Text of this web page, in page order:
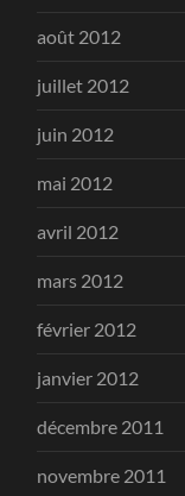
août 2012
juillet 2012
juin 2012
mai 2012
avril 2012
mars 2012
février 2012
janvier 2012
décembre 2011
novembre 2011